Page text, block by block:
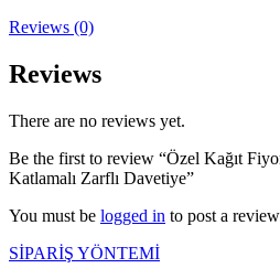
Reviews (0)
Reviews
There are no reviews yet.
Be the first to review “Özel Kağıt
Katlamalı Zarflı Davetiye”
You must be logged in to post a
SİPARİŞ YÖNTEMİ